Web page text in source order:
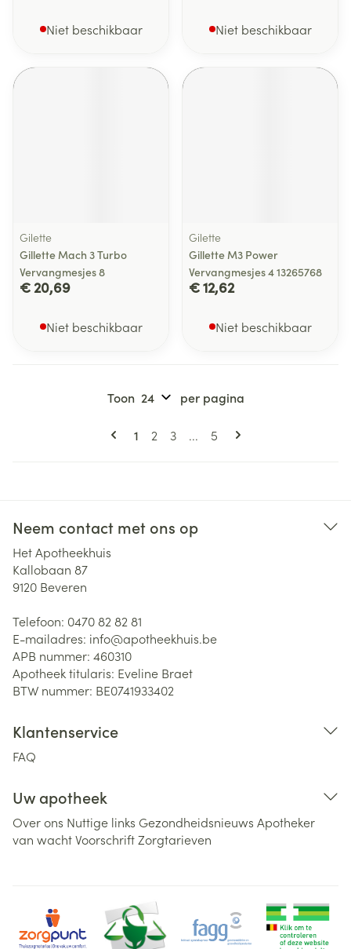
Niet beschikbaar Niet beschikbaar
Gilette
Gillette Mach 3 Turbo
Vervangmesjes 8
€ 20,69
Niet beschikbaar
Gilette
Gillette M3 Power
Vervangmesjes 4 13265768
€ 12,62
Niet beschikbaar
Pagina's
U lees momenteel pagina
1 Pagina
2 Pagina
3 ... Pagina
5
Toon per pagina
Neem contact met ons op
Het Apotheekhuis
Kallobaan 87
9120 Beveren
Telefoon: 0470 82 82 81
E-mailadres: info@apotheekhuis.be
APB nummer: 460310
Apotheek titularis: Eveline Braet
BTW nummer: BE0741933402
Klantenservice
FAQ
Uw apotheek
Over ons Nuttige links Gezondheidsnieuws Apotheker
van wachtVoorschriftZorgtarieven